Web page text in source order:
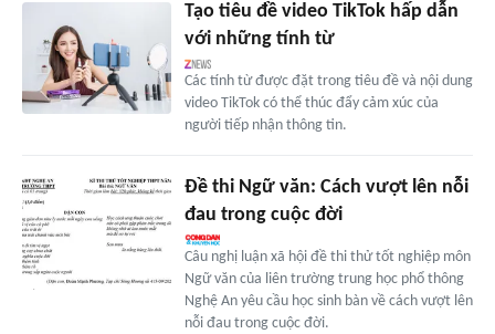
Tạo tiêu đề video TikTok hấp dẫn
với những tính từ
Các tính từ được đặt trong tiêu đề và nội dung
video TikTok có thể thúc đẩy cảm xúc của
người tiếp nhận thông tin.
Đề thi Ngữ văn: Cách vượt lên nỗi
đau trong cuộc đời
Câu nghị luận xã hội đề thi thử tốt nghiệp môn
Ngữ văn của liên trường trung học phổ thông
Nghệ An yêu cầu học sinh bàn về cách vượt lên
nỗi đau trong cuộc đời.